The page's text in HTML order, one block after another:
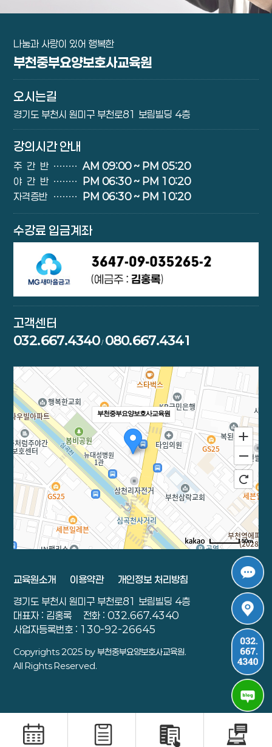
나눔과 사랑이 있어 행복한
부천중부요양보호사교육원
오시는길
경기도 부천시 원미구 부천로81 보림빌딩 4층
강의시간 안내
주간반 ∙∙∙∙∙∙∙∙AM 09:00 ~ PM 05:20
야간반 ∙∙∙∙∙∙∙∙
PM 06:30 ~ PM 10:20
자격증반 ∙∙∙∙∙∙∙∙ PM 06:30 ~ PM 10:20
수강료 입금계좌
고객센터
032.667.4340/ 080.667.4341
부천중부요양보호사교육원
50m
지도 크게 보기
주소
경기 부천시 원미구 부천로 81 보림빌딩 4층
전화
032-667-4340
교육원소개 이용약관
개인정보 처리방침
경기도 부천시 원미구 부천로81 보림빌딩 4층
대표자 : 김홍록
전화 : 032.667.4340
사업자등록번호 : 130-92-26645
Copyrights 2025 by 부천중부요양보호사교육원.
All Rights Reserved.